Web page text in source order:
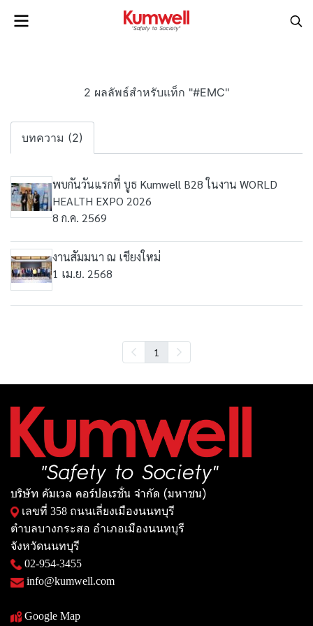
2 ผลลัพธ์สำหรับแท็ก "#EMC"
บทความ (2)
พบกันวันแรกที่ บูธ Kumwell B28 ในงาน WORLD
HEALTH EXPO 2026
8 ก.ค. 2569
งานสัมมนา ณ เชียงใหม่
1 เม.ย. 2568
1
บริษัท คัมเวล คอร์ปอเรชั่น จำกัด (มหาชน)
เลขที่ 358 ถนนเลี่ยงเมืองนนทบุรี
ตำบลบางกระสอ อำเภอเมืองนนทบุรี
จังหวัดนนทบุรี
02-954-3455
info@kumwell.com
Google Map